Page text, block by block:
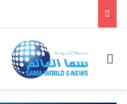
بحث عن